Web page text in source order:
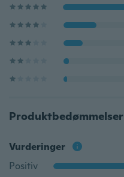
Produktbedømmelser
Vurderinger
Positiv